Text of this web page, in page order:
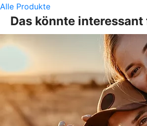
Alle Produkte
Das könnte interessant